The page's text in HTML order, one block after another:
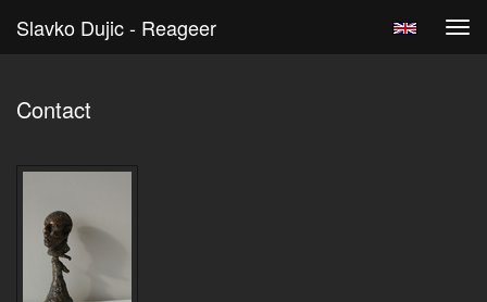
Slavko Dujic - Reageer
Contact